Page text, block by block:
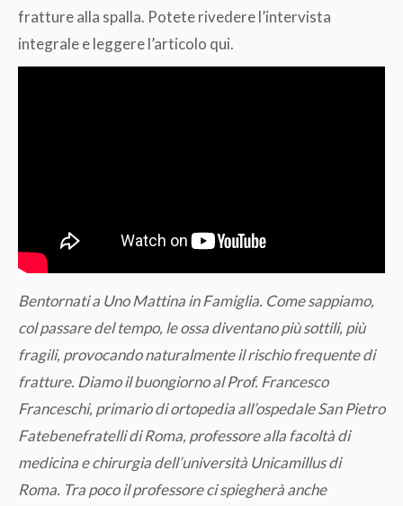
fratture alla spalla. Potete rivedere l’intervista
integrale e leggere l’articolo qui.
Bentornati a Uno Mattina in Famiglia. Come sappiamo,
col passare del tempo, le ossa diventano più sottili, più
fragili, provocando naturalmente il rischio frequente di
fratture. Diamo il buongiorno al Prof. Francesco
Franceschi, primario di ortopedia all’ospedale San Pietro
Fatebenefratelli di Roma, professore alla facoltà di
medicina e chirurgia dell’università Unicamillus di
Roma. Tra poco il professore ci spiegherà anche